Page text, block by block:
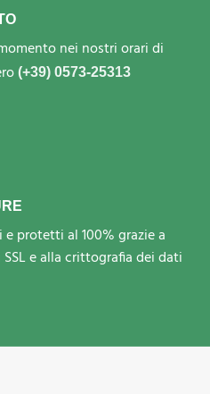
nei nostri orari di
(+39) 0573-25313
protetti al 100% grazie a
e alla crittografia dei dati